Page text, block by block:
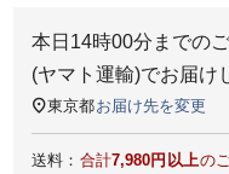
本日 14時00分 までの
(ヤマト運輸)でお届け
東京都お届け先を変更
送料： 合計7,980円以上の